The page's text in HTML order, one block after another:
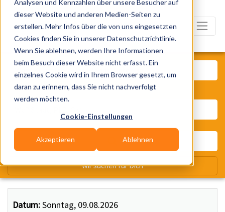
Analysen und Kennzahlen über unsere Besucher auf
dieser Website und anderen Medien-Seiten zu
erstellen. Mehr Infos über die von uns eingesetzten
Cookies finden Sie in unserer Datenschutzrichtlinie.
Wenn Sie ablehnen, werden Ihre Informationen
beim Besuch dieser Website nicht erfasst. Ein
einzelnes Cookie wird in Ihrem Browser gesetzt, um
daran zu erinnern, dass Sie nicht nachverfolgt
werden möchten.
Cookie-Einstellungen
Akzeptieren Ablehnen
Datum:Sonntag, 09.08.2026
Was? Künstler, Zelte, Bands,
Wir suchen für Dich